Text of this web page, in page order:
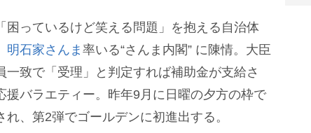
困っているけど笑える問題」を抱える自治体
明石家さんま 率いる“さんま内閣” に陳情。大臣
一致で「受理」と判定すれば補助金が支給さ
援バラエティー。昨年9月に日曜の夕方の枠で
れ、第2弾でゴールデンに初進出する。